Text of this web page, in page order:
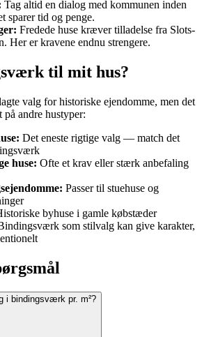
Tag altid en dialog med kommunen inden
sparer tid og penge.
Fredede huse kræver tilladelse fra Slots-
Her er kravene endnu strengere.
til mit hus?
valg for historiske ejendomme, men det
på andre hustyper:
Det eneste rigtige valg — match det
huse: Ofte et krav eller stærk anbefaling
Passer til stuehuse og
byhuse i gamle købstæder
som stilvalg kan give karakter,
i bindingsværk pr. m²?